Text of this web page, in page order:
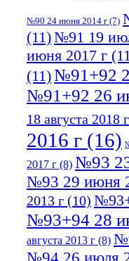
№90 24 июня 2014 г (7)
(11)№91 19
июня 2017 г
(11)№91+92
№91+92 26
18 августа 2018 г
2016 г (16)
2017 г (8) №93
№93 29 июня
2013 г (10)
№93+94 28
августа 2013 г (8)